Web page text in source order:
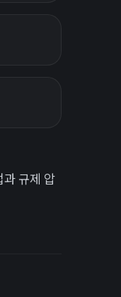
과 규제 압